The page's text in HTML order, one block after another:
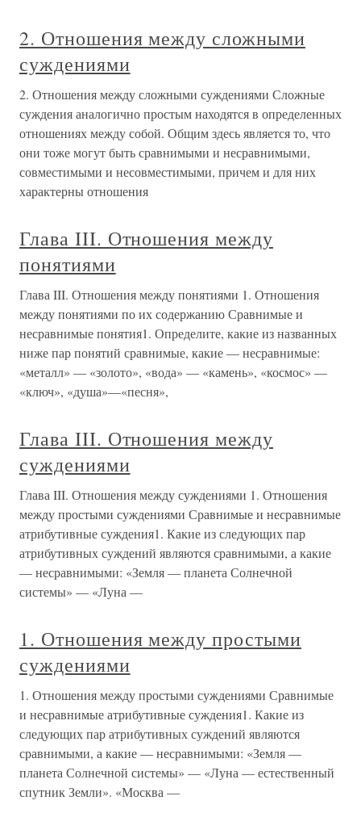
2. Отношения между сложными
суждениями
2. Отношения между сложными суждениями Сложные
суждения аналогично простым находятся в определенных
отношениях между собой. Общим здесь является то, что
они тоже могут быть сравнимыми и несравнимыми,
совместимыми и несовместимыми, причем и для них
характерны отношения
Глава III. Отношения между
понятиями
Глава III. Отношения между понятиями 1. Отношения
между понятиями по их содержанию Сравнимые и
несравнимые понятия1. Определите, какие из названных
ниже пар понятий сравнимые, какие — несравнимые:
«металл» — «золото», «вода» — «камень», «космос» —
«ключ», «душа»—«песня»,
Глава III. Отношения между
суждениями
Глава III. Отношения между суждениями 1. Отношения
между простыми суждениями Сравнимые и несравнимые
атрибутивные суждения1. Какие из следующих пар
атрибутивных суждений являются сравнимыми, а какие
— несравнимыми: «Земля — планета Солнечной
системы» — «Луна —
1. Отношения между простыми
суждениями
1. Отношения между простыми суждениями Сравнимые
и несравнимые атрибутивные суждения1. Какие из
следующих пар атрибутивных суждений являются
сравнимыми, а какие — несравнимыми: «Земля —
планета Солнечной системы» — «Луна — естественный
спутник Земли». «Москва —